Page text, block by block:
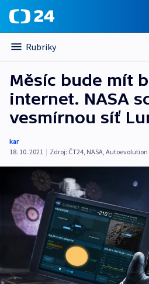
Rubriky
Měsíc bude mít
internet. NASA
vesmírnou síť
kar
18. 10. 2021 | Zdroj: ČT24, NASA, Autoevolution